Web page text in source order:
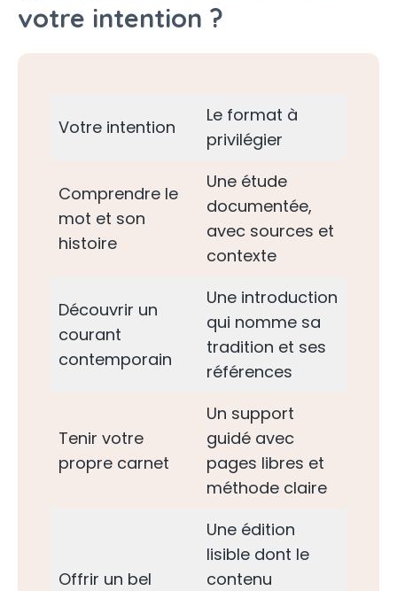
votre intention ?
Votre intention
Le format à
privilégier
Comprendre le
mot et son
histoire
Une étude
documentée,
avec sources et
contexte
Découvrir un
courant
contemporain
Une introduction
qui nomme sa
tradition et ses
références
Tenir votre
propre carnet
Un support
guidé avec
pages libres et
méthode claire
Offrir un bel
Une édition
lisible dont le
contenu